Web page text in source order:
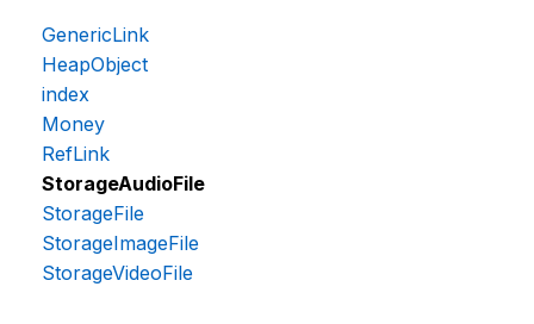
GenericLink
HeapObject
index
Money
RefLink
StorageAudioFile
StorageFile
StorageImageFile
StorageVideoFile